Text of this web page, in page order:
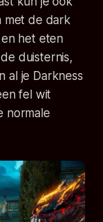
met de dark
het eten
duisternis,
al je Darkness
fel wit
normale